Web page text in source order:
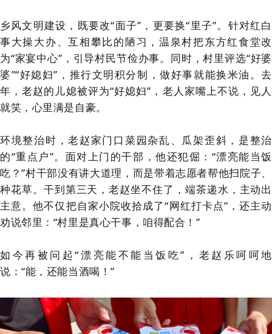
乡风文明建设，既要改“面子”，更要换“里子”。针对红白
事大操大办、互相攀比的陋习，温泉村把东方红食堂改
为“家宴中心”，引导村民节俭办事。同时，村里评选“好婆
婆”“好媳妇”，推行文明积分制，做好事就能换米油。去
年，老赵的儿媳被评为“好媳妇”，老人家嘴上不说，见人
就笑，心里满是自豪。
环境整治时，老赵家门口菜园杂乱、瓜架歪斜，是整治
的“重点户”。面对上门的干部，他还犯倔：“漂亮能当饭
吃？”村干部没有讲大道理，而是带着志愿者帮他扫院子、
种花草。干到第三天，老赵坐不住了，端茶递水，主动出
主意。他不仅把自家小院收拾成了“网红打卡点”，还主动
劝说邻里：“村里是真心干事，咱得配合！”
如今再被问起“漂亮能不能当饭吃”，老赵乐呵呵地
说：“能，还能当酒喝！”